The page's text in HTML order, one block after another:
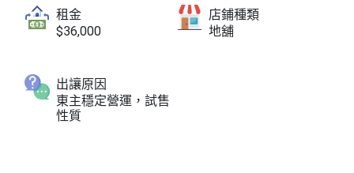
租金
$36,000
店鋪種類
地舖
出讓原因
東主穩定營運，試售
性質